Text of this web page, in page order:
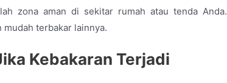
zona aman di sekitar rumah atau tenda Anda.
terbakar lainnya.
Kebakaran Terjadi